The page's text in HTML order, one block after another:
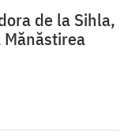
de la Sihla,